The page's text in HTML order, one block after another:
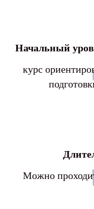
Начальный
курс
Можно